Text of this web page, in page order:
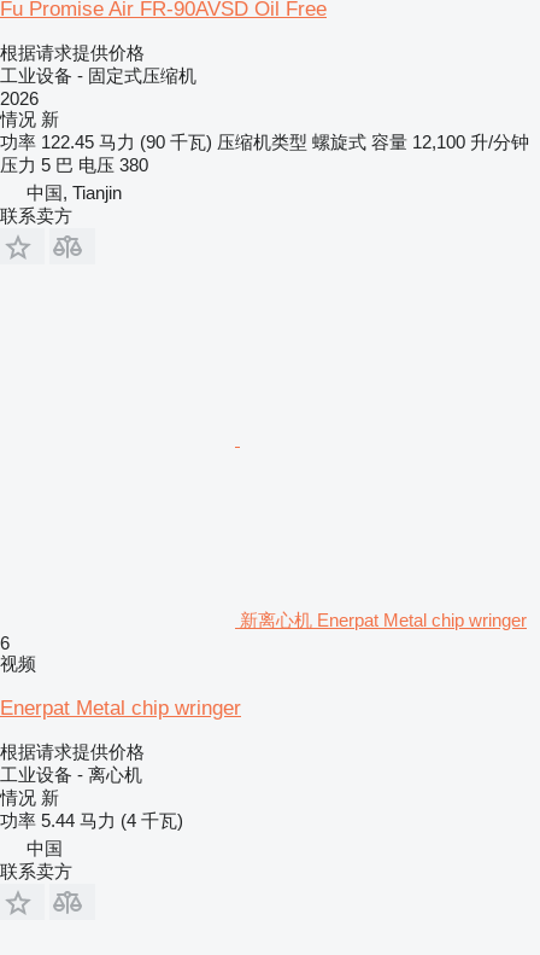
Fu Promise Air FR-90AVSD Oil Free
根据请求提供价格
工业设备 - 固定式压缩机
2026
情况 新
功率 122.45 马力 (90 千瓦) 压缩机类型 螺旋式 容量 12,100 升/分钟
压力 5 巴 电压 380
中国, Tianjin
联系卖方
新离心机 Enerpat Metal chip wringer
6
视频
Enerpat Metal chip wringer
根据请求提供价格
工业设备 - 离心机
情况 新
功率 5.44 马力 (4 千瓦)
中国
联系卖方